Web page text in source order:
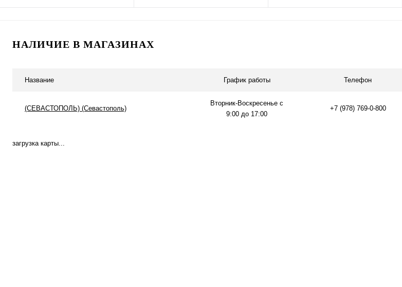
НАЛИЧИЕ В МАГАЗИНАХ
Название График работы Телефон
(СЕВАСТОПОЛЬ) (Севастополь)
Вторник-Воскресенье с
9:00 до 17:00
+7 (978) 769-0-800
загрузка карты...